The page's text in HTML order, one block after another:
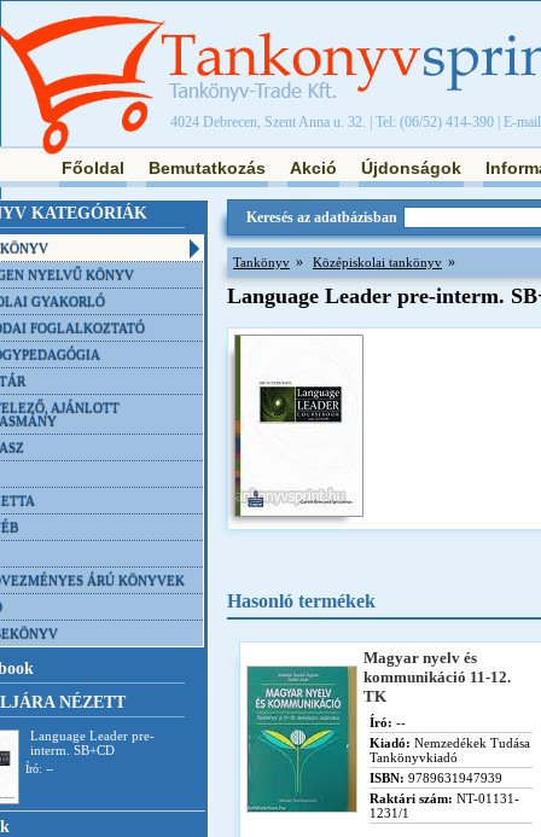
4024 Debrecen, Szent Anna u. 32. | Tel: (06/52) 414-390 | E-
Főoldal Bemutatkozás Akció Újdonságok
KATEGÓRIÁK
NYELVŰ KÖNYV
GYAKORLÓ
FOGLALKOZTATÓ
AJÁNLOTT
ÁRÚ KÖNYVEK
NÉZETT
Language Leader pre-
interm. SB+CD
Író: --
Keresés az adatbázisban
Tankönyv » Középiskolai tankönyv »
Language Leader pre-interm.
Hasonló termékek
Magyar nyelv és
kommunikáció 11-12.
TK
Író: --
Kiadó: Nemzedékek Tudása
Tankönyvkiadó
ISBN: 9789631947939
Raktári szám: NT-01131-
1231/1